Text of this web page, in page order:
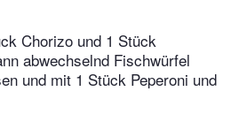
Chorizo und 1 Stück
abwechselnd Fischwürfel
und mit 1 Stück Peperoni und